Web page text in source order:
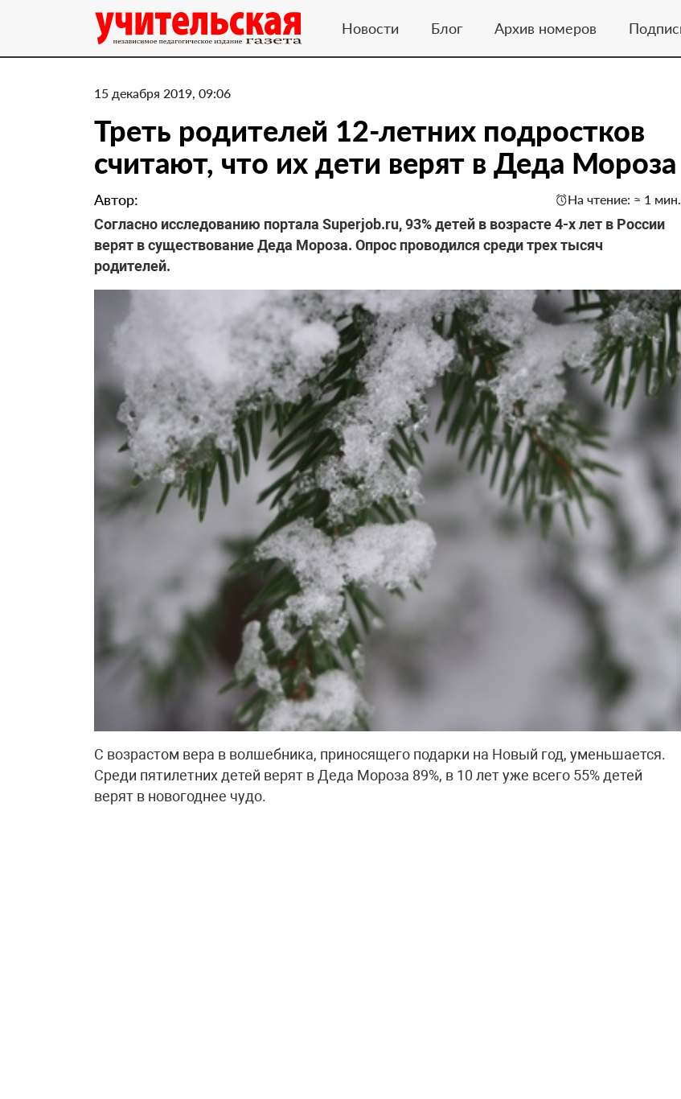
Новости Блог Архив номеров
15 декабря 2019, 09:06
Треть родителей 12-летних подростков
считают, что их дети верят в Деда Мороза
Автор: На чтение: ≈ 1 мин.
Согласно исследованию портала Superjob.ru, 93% детей в возрасте 4-х лет в России
верят в существование Деда Мороза. Опрос проводился среди трех тысяч
родителей.
С возрастом вера в волшебника, приносящего подарки на Новый год, уменьшается.
Среди пятилетних детей верят в Деда Мороза 89%, в 10 лет уже всего 55% детей
верят в новогоднее чудо.